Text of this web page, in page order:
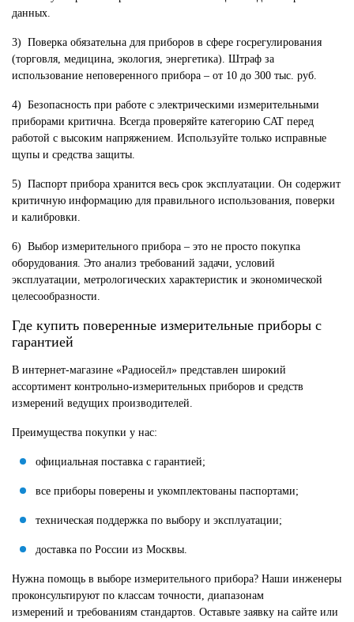
данных.
3) Поверка обязательна для приборов в сфере госрегулирования
(торговля, медицина, экология, энергетика). Штраф за
использование неповеренного прибора – от 10 до 300 тыс. руб.
4) Безопасность при работе с электрическими измерительными
приборами критична. Всегда проверяйте категорию CAT перед
работой с высоким напряжением. Используйте только исправные
щупы и средства защиты.
5) Паспорт прибора хранится весь срок эксплуатации. Он содержит
критичную информацию для правильного использования, поверки
и калибровки.
6) Выбор измерительного прибора – это не просто покупка
оборудования. Это анализ требований задачи, условий
эксплуатации, метрологических характеристик и экономической
целесообразности.
Где купить поверенные измерительные приборы с
гарантией
В интернет-магазине «Радиосейл» представлен широкий
ассортимент контрольно-измерительных приборов и средств
измерений ведущих производителей.
Преимущества покупки у нас:
официальная поставка с гарантией;
все приборы поверены и укомплектованы паспортами;
техническая поддержка по выбору и эксплуатации;
доставка по России из Москвы.
Нужна помощь в выборе измерительного прибора? Наши инженеры
проконсультируют по классам точности, диапазонам
измерений и требованиям стандартов. Оставьте заявку на сайте или